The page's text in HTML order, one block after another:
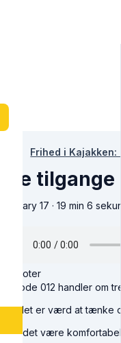
Frihed i
Tre
January 17 · 19 min 6
Vis noter
Episode 012 handler
For det er værd at tænke
Skal det være